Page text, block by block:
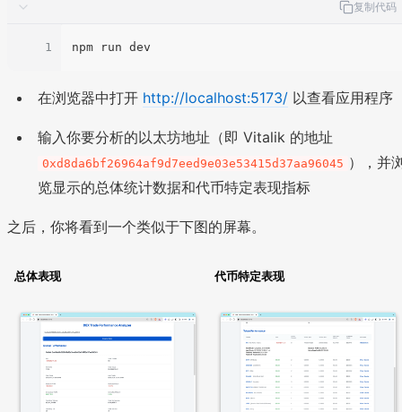
复制代码
1
在浏览器中打开 http://localhost:5173/ 以查看应用程序
输入你要分析的以太坊地址（即 Vitalik 的地址
0xd8da6bf26964af9d7eed9e03e53415d37aa96045 ），并
览显示的总体统计数据和代币特定表现指标
之后，你将看到一个类似于下图的屏幕。
总体表现 代币特定表现